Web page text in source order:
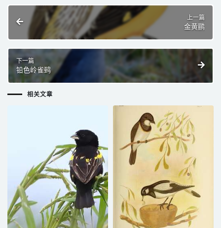
上一篇
金黄鹂
下一篇
铅色岭雀鹀
相关文章